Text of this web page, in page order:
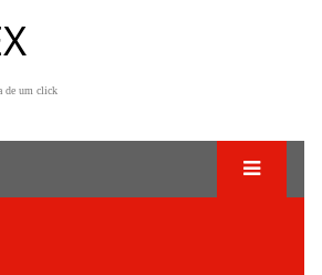
de um click